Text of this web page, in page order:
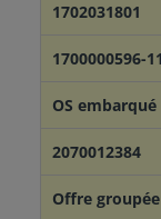
1702031801
1700000596-11
OS embarqué
2070012384
Offre